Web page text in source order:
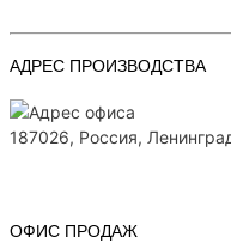
АДРЕС ПРОИЗВОДСТВА
187026, Россия,
ОФИС ПРОДАЖ